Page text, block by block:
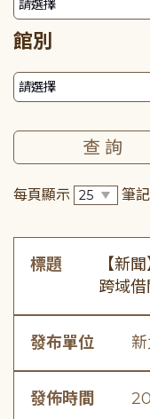
館別
每頁顯示 筆
標題
【新
跨域
發布單位
發佈時間